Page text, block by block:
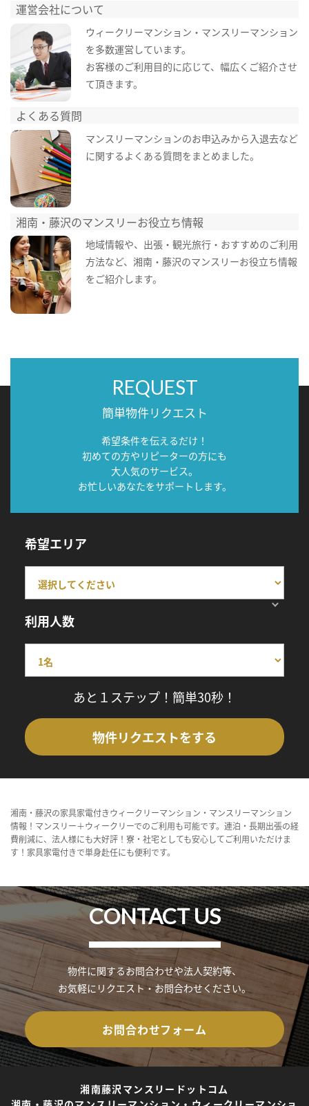
運営会社について
ウィークリーマンション・マンスリーマンション
を多数運営しています。
お客様のご利用目的に応じて、幅広くご紹介させ
て頂きます。
よくある質問
マンスリーマンションのお申込みから入退去など
に関するよくある質問をまとめました。
湘南・藤沢のマンスリーお役立ち情報
地域情報や、出張・観光旅行・おすすめのご利用
方法など、湘南・藤沢のマンスリーお役立ち情報
をご紹介します。
REQUEST
簡単物件リクエスト
希望条件を伝えるだけ！
初めての方やリピーターの方にも
大人気のサービス。
お忙しいあなたをサポートします。
希望エリア
利用人数
あと１ステップ！簡単30秒！
物件リクエストをする
湘南・藤沢の家具家電付きウィークリーマンション・マンスリーマンション
情報！マンスリー＋ウィークリーでのご利用も可能です。連泊・長期出張の経
費削減に、法人様にも大好評！寮・社宅としても安心してご利用いただけま
す！家具家電付きで単身赴任にも便利です。
CONTACT US
物件に関するお問合わせや法人契約等、
お気軽にリクエスト・お問合わせください。
お問合わせフォーム
湘南藤沢マンスリードットコム